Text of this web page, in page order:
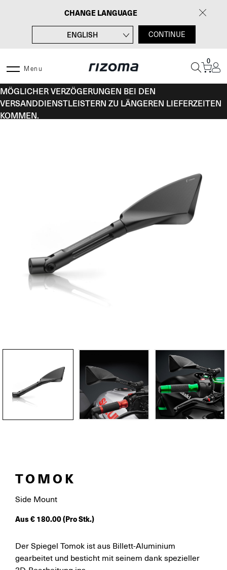
CHANGE LANGUAGE
ENGLISH
ITALIANO
ESPAÑOL
CONTINUE
Menu
0
MÖGLICHER VERZÖGERUNGEN BEI DEN
VERSANDDIENSTLEISTERN ZU LÄNGEREN LIEFERZEITEN
KOMMEN.
TOMOK
Side Mount
Aus€ 180.00(Pro Stk.)
Der Spiegel Tomok ist aus Billett-Aluminium
gearbeitet und besticht mit seinem dank spezieller